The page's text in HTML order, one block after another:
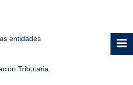
entidades
Tributaria.